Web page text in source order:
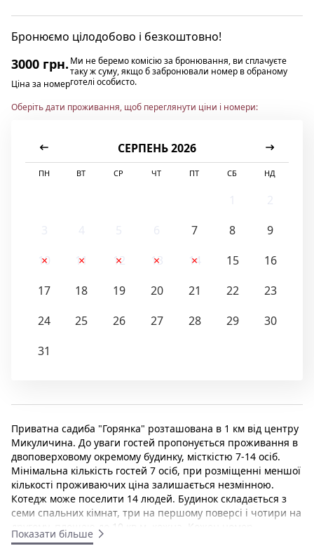
Бронюємо цілодобово і безкоштовно!
3000 грн.
Ціна за номер
Ми не беремо комісію за бронювання, ви сплачуєте
таку ж суму, якщо б забронювали номер в обраному
готелі особисто.
Оберіть дати проживання, щоб переглянути ціни і номери:
СЕРПЕНЬ 2026
ПН ВТ СР ЧТ ПТ СБ НД
7 8
9
10
11 12 13 14 15
16
17
18 19 20 21 22
23
24
25 26 27 28 29
30
31
Приватна садиба "Горянка" розташована в 1 км від центру
Микуличина. До уваги гостей пропонується проживання в
двоповерховому окремому будинку, місткістю 7-14 осіб.
Мінімальна кількість гостей 7 осіб, при розміщенні меншої
кількості проживаючих ціна залишається незмінною.
Котедж може поселити 14 людей. Будинок складається з
семи спальних кімнат, три на першому поверсі і чотири на
другому, площею до 10 кв.м. кожна. Кожен номер
укомплектований великим двоспальним ліжком,
Показати більше